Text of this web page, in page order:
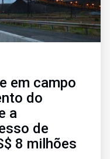
em campo
do
a
de
8 milhões